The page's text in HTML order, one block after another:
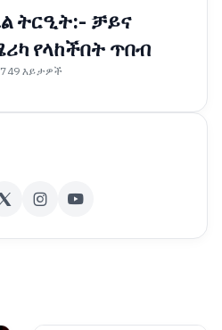
ትርዒት:- ቻይና
የላከችበት ጥበብ
እይታዎች